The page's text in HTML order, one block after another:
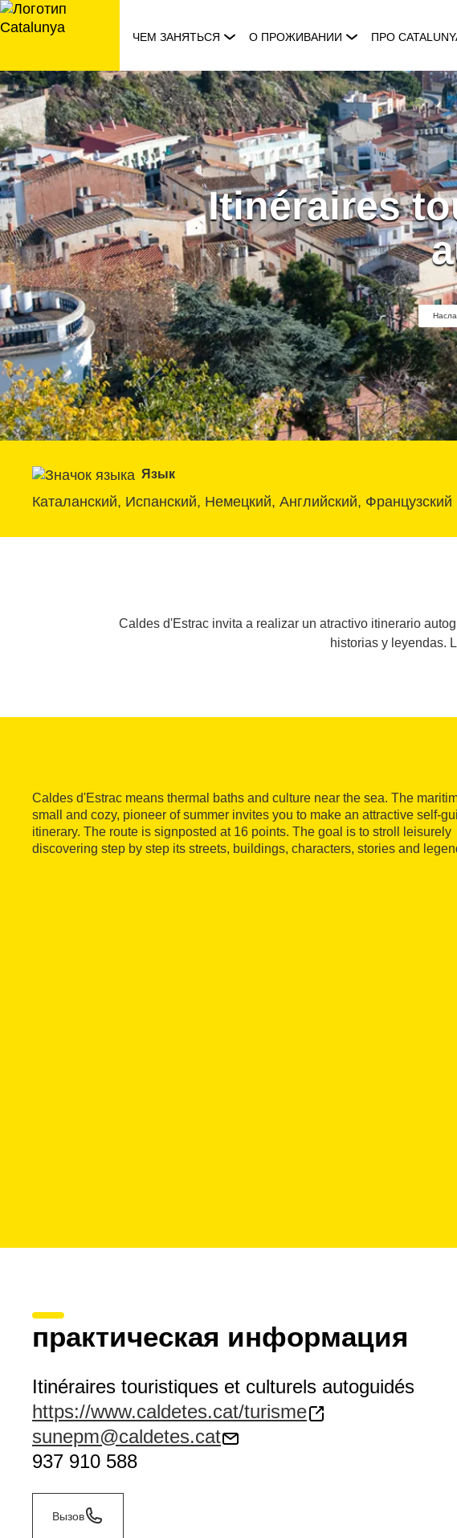
перейти
к
ЧЕМ ЗАНЯТЬСЯ О ПРОЖИВАНИИ ПРО
Itinéraires
Язык
Каталанский, Испанский, Немецкий, Английский, Французский
Caldes d'Estrac invita a realizar un atractivo itinerario
historias y leyendas.
Caldes d'Estrac means thermal baths and culture near the sea. The
small and cozy, pioneer of summer invites you to make an attractive self-
itinerary. The route is signposted at 16 points. The goal is to stroll leisurely
discovering step by step its streets, buildings, characters, stories and
практическая информация
Itinéraires touristiques et culturels autoguidés
https://www.caldetes.cat/turisme
sunepm@caldetes.cat
937 910 588
Вызов